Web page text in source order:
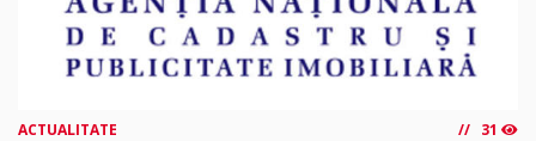
ACTUALITATE 31